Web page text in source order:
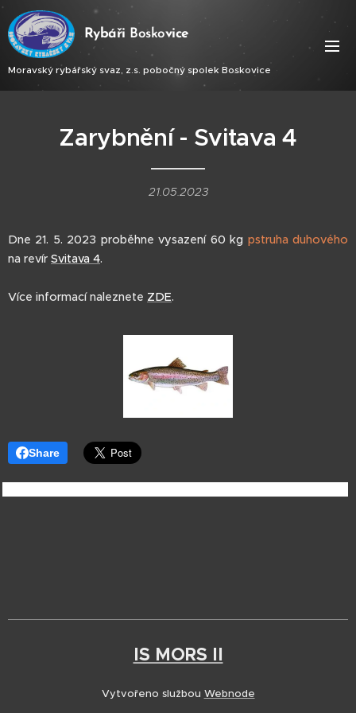
Rybáři Boskovice
Moravský rybářský svaz, z.s. pobočný spolek Boskovice
Zarybnění - Svitava 4
21.05.2023
Dne 21. 5. 2023 proběhne vysazení 60 kg pstruha duhového
na revír Svitava 4.
Více informací naleznete ZDE.
Share
IS MORS II
Vytvořeno službou Webnode